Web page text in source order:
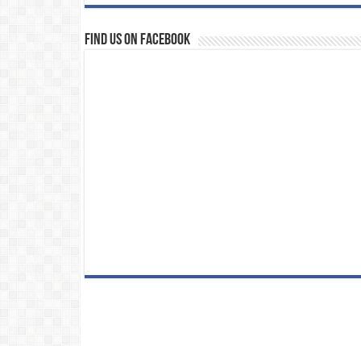
Find us on Facebook